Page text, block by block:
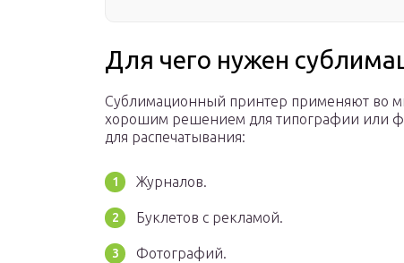
Для чего нужен
Сублимационный принтер применяют во
хорошим решением для типографии или
для распечатывания:
Журналов.
Буклетов с рекламой.
Фотографий.